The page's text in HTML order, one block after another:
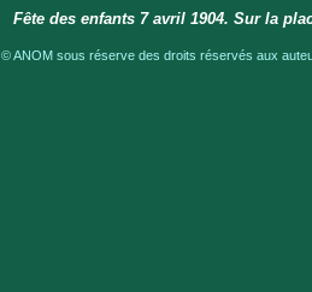
Fête des enfants 7 avril 1904. Sur la
© ANOM sous réserve des droits réservés aux